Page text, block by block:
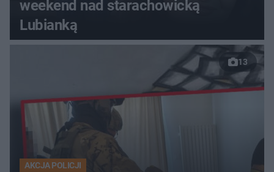
weekend nad starachowicką
Lubianką
13
AKCJA POLICJI